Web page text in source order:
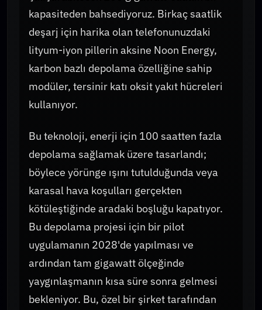
kapasiteden bahsediyoruz. Birkaç saatlik
deşarj için harika olan telefonunuzdaki
lityum-iyon pillerin aksine Noon Energy,
karbon bazlı depolama özelliğine sahip
modüler, tersinir katı oksit yakıt hücreleri
kullanıyor.
Bu teknoloji, enerji için 100 saatten fazla
depolama sağlamak üzere tasarlandı;
böylece yörünge ışını tutulduğunda veya
karasal hava koşulları gerçekten
kötüleştiğinde aradaki boşluğu kapatıyor.
Bu depolama projesi için bir pilot
uygulamanın 2028'de yapılması ve
ardından tam gigawatt ölçeğinde
yaygınlaşmanın kısa süre sonra gelmesi
bekleniyor. Bu, özel bir şirket tarafından